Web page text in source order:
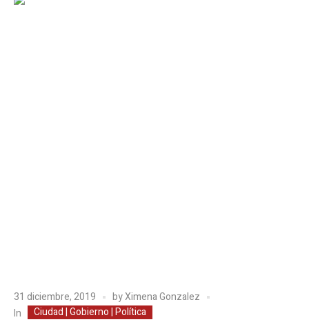
31 diciembre, 2019 byXimena Gonzalez
In
Ciudad | Gobierno | Política